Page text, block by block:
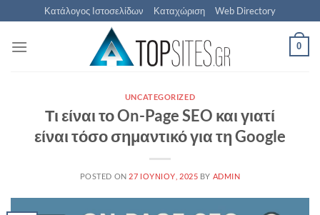
Μετάβαση
στο
περιεχόμενο
Κατάλογος Ιστοσελίδων Καταχώριση Web Directory
0
UNCATEGORIZED
Τι είναι το On-Page SEO και γιατί
είναι τόσο σημαντικό για τη Google
POSTED ON 27 ΙΟΥΝΊΟΥ, 2025 BY ADMIN